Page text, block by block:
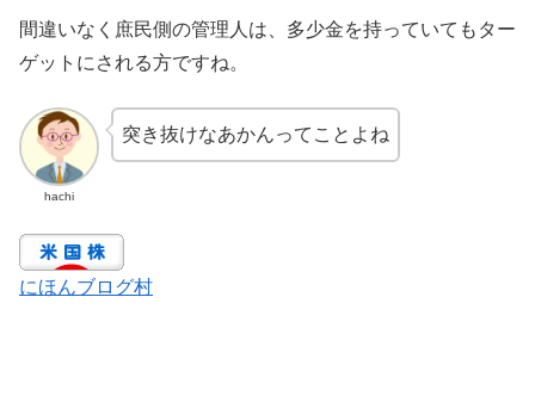
間違いなく庶民側の管理人は、多少金を持っていてもター
ゲットにされる方ですね。
hachi
突き抜けなあかんってことよね
にほんブログ村